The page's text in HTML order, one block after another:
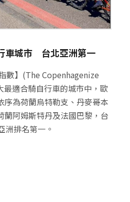
車城市 台北亞洲第一
數】(The Copenhagenize
適合騎自行車的城市中，歐
序為荷蘭烏特勒支、丹麥哥本
蘭阿姆斯特丹及法國巴黎，台
洲排名第一。